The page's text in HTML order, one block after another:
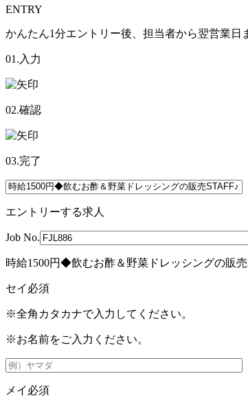
ENTRY
かんたん1分エントリー後、担当者から翌営業日
01.入力
02.確認
03.完了
エントリーする求人
Job No.
時給1500円◆飲むお酢＆野菜ドレッシングの販
セイ 必須
※全角カタカナで入力してください。
※お名前をご入力ください。
メイ 必須